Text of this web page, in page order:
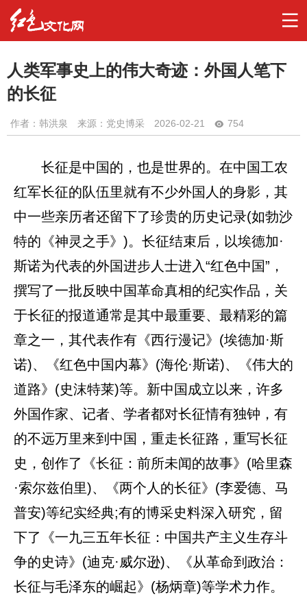
人类军事史上的伟大奇迹：外国人笔下
的长征
作者： 韩洪泉 来源：党史博采 2026-02-21 754
长征是中国的，也是世界的。在中国工农
红军长征的队伍里就有不少外国人的身影，其
中一些亲历者还留下了珍贵的历史记录(如勃沙
特的《神灵之手》)。长征结束后，以埃德加·
斯诺为代表的外国进步人士进入“红色中国”，
撰写了一批反映中国革命真相的纪实作品，关
于长征的报道通常是其中最重要、最精彩的篇
章之一，其代表作有《西行漫记》(埃德加·斯
诺)、《红色中国内幕》(海伦·斯诺)、《伟大的
道路》(史沫特莱)等。新中国成立以来，许多
外国作家、记者、学者都对长征情有独钟，有
的不远万里来到中国，重走长征路，重写长征
史，创作了《长征：前所未闻的故事》(哈里森
·索尔兹伯里)、《两个人的长征》(李爱德、马
普安)等纪实经典;有的博采史料深入研究，留
下了《一九三五年长征：中国共产主义生存斗
争的史诗》(迪克·威尔逊)、《从革命到政治：
长征与毛泽东的崛起》(杨炳章)等学术力作。